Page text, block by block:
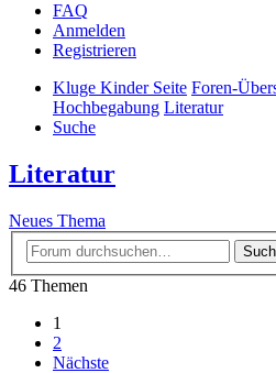
FAQ
Anmelden
Registrieren
Kluge Kinder Seite Foren-
Hochbegabung Literatur
Suche
Literatur
Neues Thema
46 Themen
1
2
Nächste